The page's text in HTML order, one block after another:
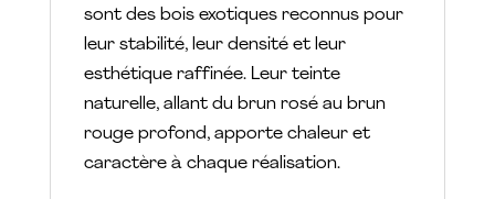
sont des bois exotiques reconnus pour
leur stabilité, leur densité et leur
esthétique raffinée. Leur teinte
naturelle, allant du brun rosé au brun
rouge profond, apporte chaleur et
caractère à chaque réalisation.